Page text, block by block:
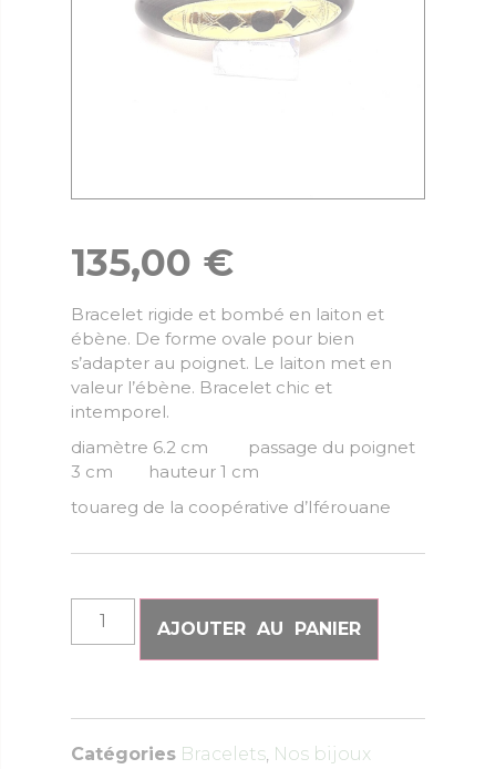
135,00 €
Bracelet rigide et bombé en laiton et
ébène. De forme ovale pour bien
s’adapter au poignet. Le laiton met en
valeur l’ébène. Bracelet chic et
intemporel.
diamètre 6.2 cm passage du poignet
3 cm hauteur 1 cm
touareg de la coopérative d’Iférouane
AJOUTER AU PANIER
Catégories Bracelets, Nos bijoux